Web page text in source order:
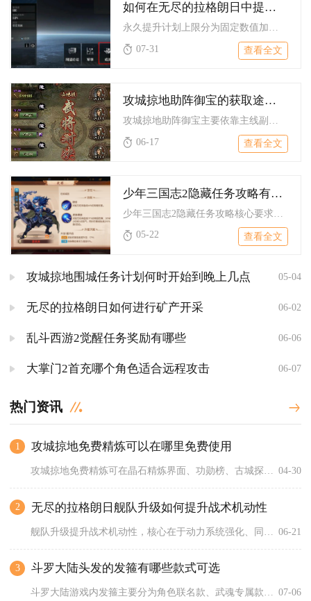
如何在无尽的拉格朗日中提升计划上限
永久提升计划上限分为固定数值加成、基地专属建筑解锁、同盟科技...
07-31
查看全文
攻城掠地助阵御宝的获取途径是什么
06-17
查看全文
少年三国志2隐藏任务攻略有哪些要求
05-22
查看全文
攻城掠地围城任务计划何时开始到晚上几点 05-04
无尽的拉格朗日如何进行矿产开采 06-02
乱斗西游2觉醒任务奖励有哪些 06-06
大掌门2首充哪个角色适合远程攻击 06-07
热门资讯
1 攻城掠地免费精炼可以在哪里免费使用
04-30
2 无尽的拉格朗日舰队升级如何提升战术机动性
06-21
3 斗罗大陆头发的发箍有哪些款式可选
斗罗大陆游戏内发箍主要分为角色联名款、武魂专属款、斗铠功能性... 07-06